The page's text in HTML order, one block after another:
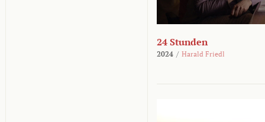
24 Stunden
2024 / Harald Friedl